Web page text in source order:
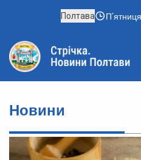
Полтава
Новини